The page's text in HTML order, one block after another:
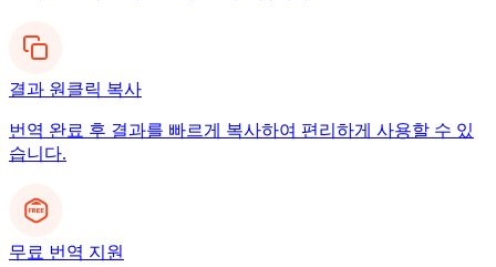
결과 원클릭 복사
번역 완료 후 결과를 빠르게 복사하여 편리하게 사용할 수 있
습니다.
무료 번역 지원